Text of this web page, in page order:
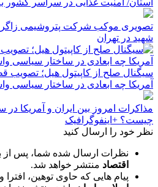
استان/ امنیت غذایی در سراسر کشور
تصویری موکب شرکت پتروشیمی
شهید در تهران
سیگنال صلح از کاپیتول هیل؛ تصویب
آمریکا چه ابعادی در ساختار سیاسی
مذاکرات امروز بین ایران و آمریکا در
چیست؟ +اینفوگرافیک
نظر خود را ارسال کنید
نظرات ارسال شده شما، پس
اقتصاد منتشر خواهد شد.
پیام هایی که حاوی توهین، افترا